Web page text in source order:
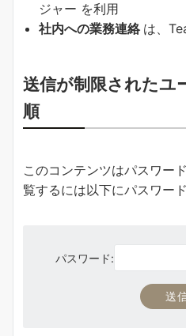
ジャー を利用
社内への業務連絡 は、
送信が制限されたユ
順
このコンテンツはパスワー
覧するには以下にパスワー
パスワード: